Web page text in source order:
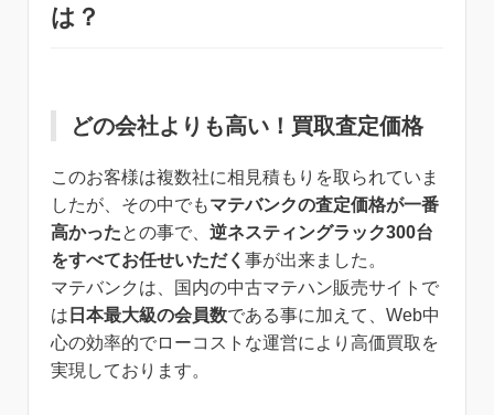
は？
どの会社よりも高い！買取査定価格
このお客様は複数社に相見積もりを取られていま
したが、その中でもマテバンクの査定価格が一番
高かったとの事で、 逆ネスティングラック300台
をすべてお任せいただく 事が出来ました。
マテバンクは、国内の中古マテハン販売サイトで
は 日本最大級の会員数である事に加えて、Web中
心の効率的でローコストな運営により高価買取を
実現しております。